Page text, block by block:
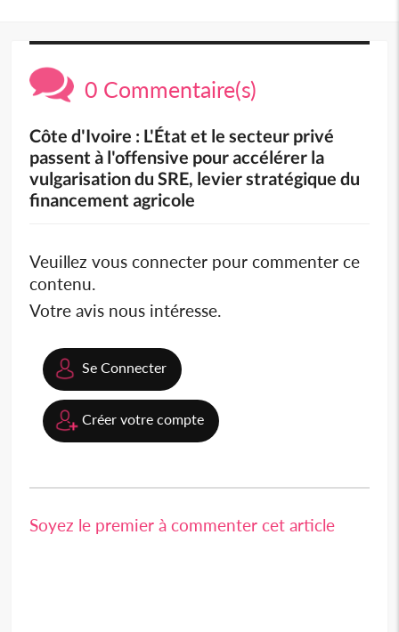
0 Commentaire(s)
Côte d'Ivoire : L'État et le secteur privé
passent à l'offensive pour accélérer la
vulgarisation du SRE, levier stratégique du
financement agricole
Veuillez vous connecter pour commenter ce
contenu.
Votre avis nous intéresse.
Se Connecter
Créer votre compte
Soyez le premier à commenter cet article